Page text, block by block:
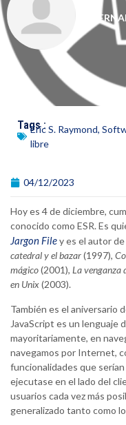
Tags :
Eric S. Raymond,
libre
04/12/2023
Hoy es 4 de diciembre,
conocido como ESR. Es
Jargon Filey es el autor de
catedral y el bazar(1997),
mágico(2001), La venganza
en Unix(2003).
También es el aniversario
JavaScript es un lenguaje
mayoritariamente, en
navegamos por Internet,
funcionalidades que
ejecutase en el lado del
usuarios cada vez más
generalizado tanto como